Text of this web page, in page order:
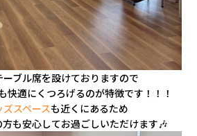
ーブル席を設けておりますので
快適にくつろげるのが特徴です！！！
ズスペースも近くにあるため
も安心してお過ごしいただけます🎶